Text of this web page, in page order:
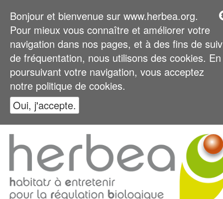
Bonjour et bienvenue sur www.herbea.org.
Pour mieux vous connaître et améliorer votre
navigation dans nos pages, et à des fins de
de fréquentation, nous utilisons des cookies. En
poursuivant votre navigation, vous acceptez
notre politique de cookies.
Oui, j'accepte.